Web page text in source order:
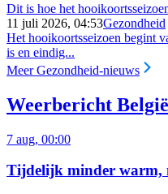
Dit is hoe het
11 juli 2026, 04:53Gezondheid
Het hooikoortsseizoen begint
is en eindig...
Meer Gezondheid-nieuws
Weerbericht België
7 aug, 00:00
Tijdelijk minder warm,